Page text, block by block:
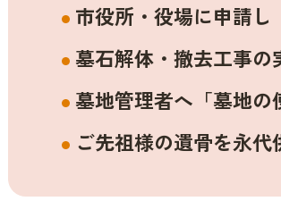
市役所・役場に申請し
墓石解体・撤去工事の
墓地管理者へ「墓地の
ご先祖様の遺骨を永